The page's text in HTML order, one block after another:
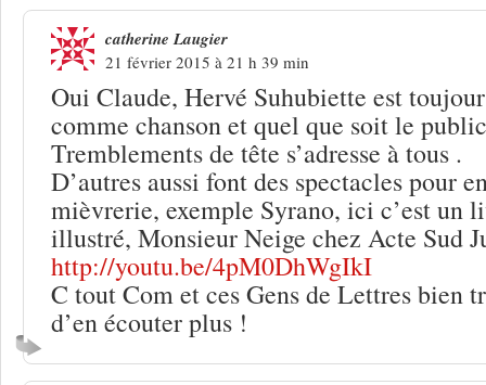
catherine Laugier
21 février 2015 à 21 h 39 min
Oui Claude, Hervé Suhubiette est
comme chanson et quel que soit le
Tremblements de tête s’adresse à tous .
D’autres aussi font des spectacles pour
mièvrerie, exemple Syrano, ici c’est un
illustré, Monsieur Neige chez Acte Sud
http://youtu.be/4pM0DhWgIkI
C tout Com et ces Gens de Lettres bien
d’en écouter plus !